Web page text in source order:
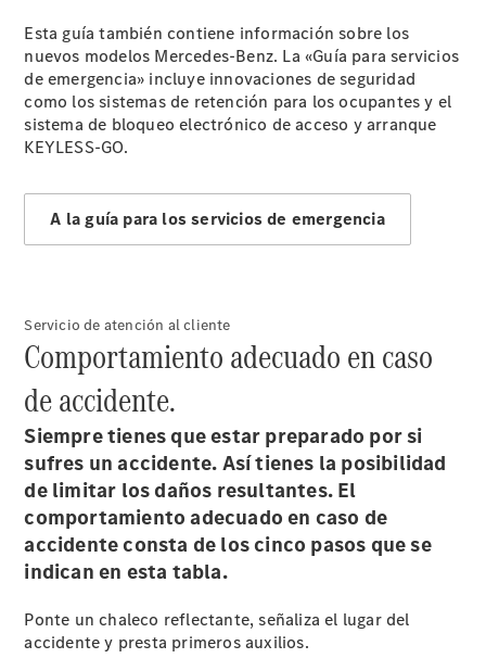
Actualidad
Noticias
modelos
Proveedor/Protección
Esta guía también contiene información sobre los
nuevos modelos Mercedes-Benz. La «Guía para servicios
de emergencia» incluye innovaciones de seguridad
como los sistemas de retención para los ocupantes y el
sistema de bloqueo electrónico de acceso y arranque
KEYLESS-GO.
A la guía para los servicios de emergencia
Servicio de atención al cliente
Comportamiento adecuado en caso
de accidente.
Siempre tienes que estar preparado por si
sufres un accidente. Así tienes la posibilidad
de limitar los daños resultantes. El
comportamiento adecuado en caso de
accidente consta de los cinco pasos que se
indican en esta tabla.
Ponte un chaleco reflectante, señaliza el lugar del
accidente y presta primeros auxilios.